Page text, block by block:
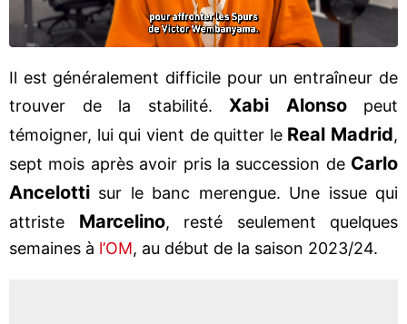
Il est généralement difficile pour un entraîneur de
trouver de la stabilité. Xabi Alonsopeut
témoigner, lui qui vient de quitter le Real Madrid,
sept mois après avoir pris la succession de Carlo
Ancelotti sur le banc merengue. Une issue qui
attriste Marcelino, resté seulement quelques
semaines à l’OM, au début de la saison 2023/24.